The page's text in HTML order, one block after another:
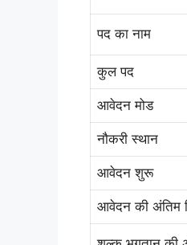
पद का नाम
कुल पद
आवेदन मोड
नौकरी स्थान
आवेदन शुरू
आवेदन की अंतिम